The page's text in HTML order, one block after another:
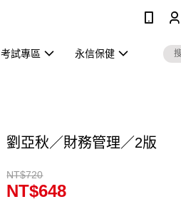
考試專區 永信保健
劉亞秋／財務管理／2版
NT$720
NT$648